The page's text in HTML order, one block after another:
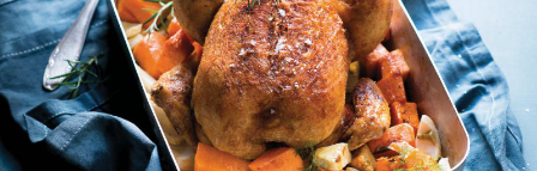
Recepty
Články
TV Program